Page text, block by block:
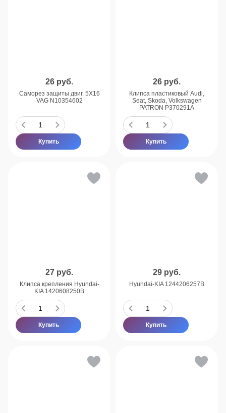
26 руб.
Саморез защиты двиг. 5X16
VAG N10354602
Купить
26 руб.
Клипса пластиковый Audi,
Seat, Skoda, Volkswagen
PATRON P370291A
Купить
27 руб.
Клипса крепления Hyundai-
KIA 1420608250B
Купить
29 руб.
Hyundai-KIA 1244206257B
Купить